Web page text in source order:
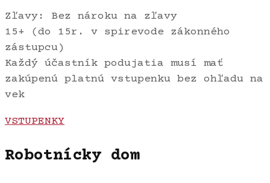
Zľavy: Bez nároku na zľavy
15+ (do 15r. v spirevode zákonného
zástupcu)
Každý účastník podujatia musí mať
zakúpenú platnú vstupenku bez ohľadu na
vek
VSTUPENKY
Robotnícky dom